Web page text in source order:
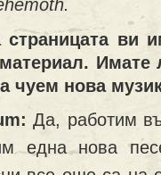
ви
чуем нова
Да, работим
една нова